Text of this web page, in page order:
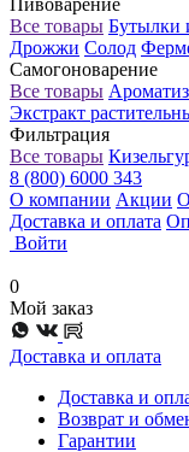
Пивоварение
Все товары Бутылки
Дрожжи Солод
Самогоноварение
Все товары
Экстракт
Фильтрация
Все товары
8 (800) 6000 343
О компании Акции
Доставка и оплата
Войти
0
Мой заказ
Доставка и оплата
Доставка и
Возврат и
Гарантии